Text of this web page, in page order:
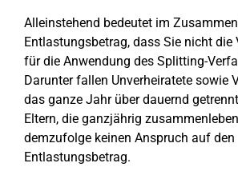
Alleinstehend bedeutet im
Entlastungsbetrag, dass Sie nicht die
für die Anwendung des Splitting-
Darunter fallen Unverheiratete sowie
das ganze Jahr über dauernd
Eltern, die ganzjährig
demzufolge keinen Anspruch auf den
Entlastungsbetrag.